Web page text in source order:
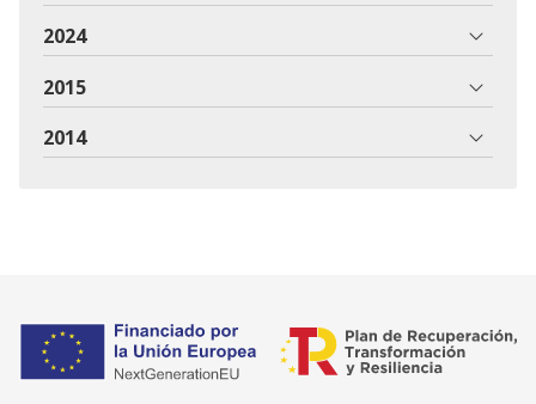
2024
2015
2014